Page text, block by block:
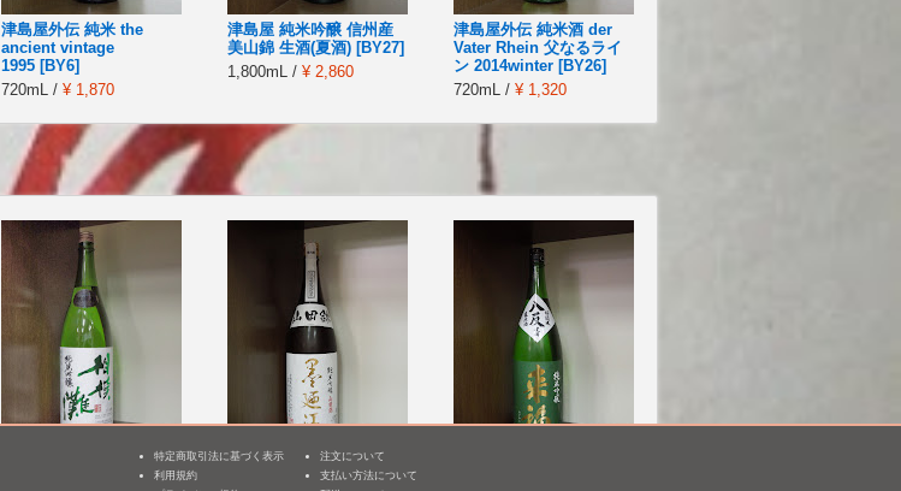
津島屋外伝 純米 the
ancient vintage
1995 [BY6]
720mL / ¥ 1,870
津島屋 純米吟醸 信州産
美山錦 生酒(夏酒) [BY27]
1,800mL / ¥ 2,860
津島屋外伝 純米酒 der
Vater Rhein 父なるライ
ン 2014winter [BY26]
720mL / ¥ 1,320
相模灘 純米吟醸 美山錦
墨廼江 純米吟醸 山田
特定商取引法に基づく表示
利用規約
注文について
支払い方法について